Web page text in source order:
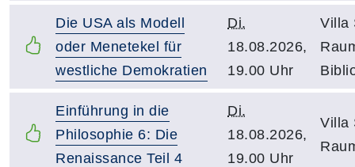
Die USA als Modell
oder Menetekel für
westliche Demokratien
Di.
18.08.2026,
19.00 Uhr
Villa
Einführung in die
Philosophie 6: Die
Renaissance Teil 4
Di.
18.08.2026,
19.00 Uhr
Villa